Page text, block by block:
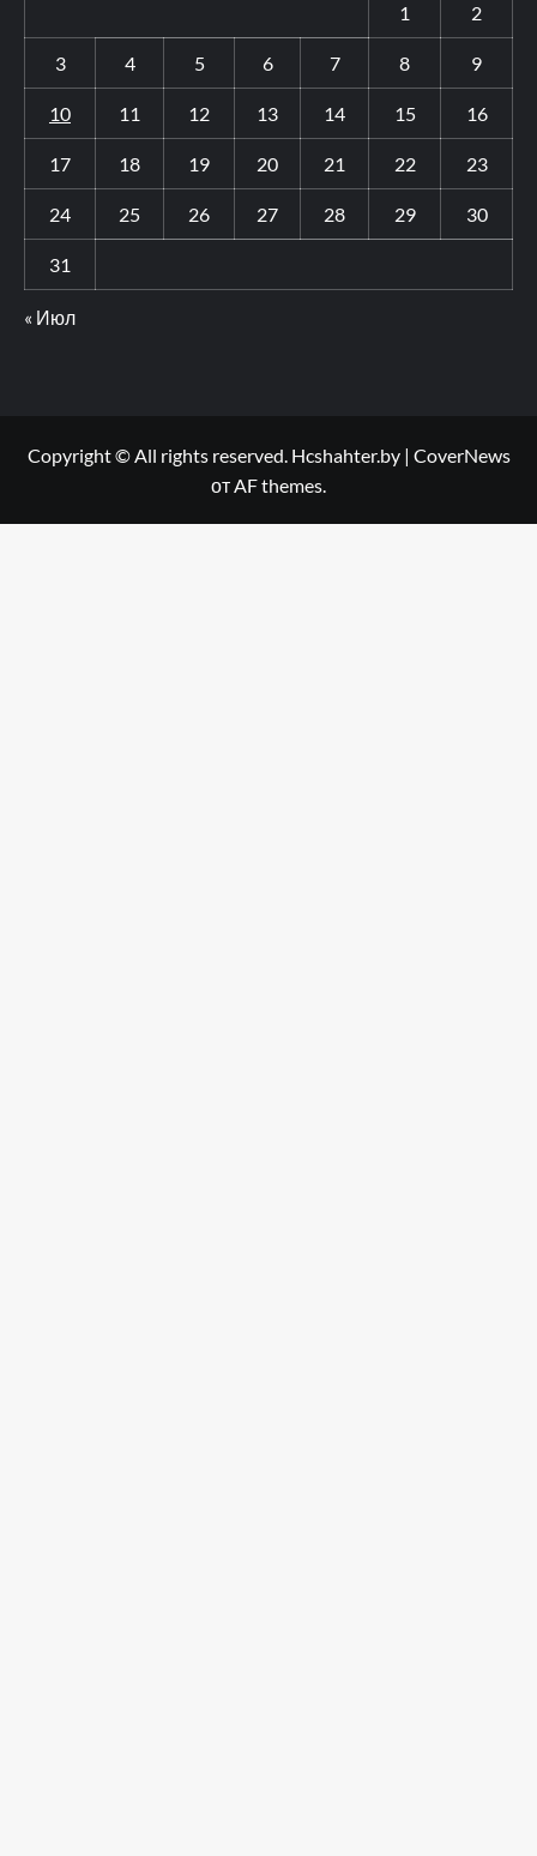
1 2
3 4 5 6 7 8 9
10 11 12 13 14 15 16
17 18 19 20 21 22 23
24 25 26 27 28 29 30
31
« Июл
Copyright © All rights reserved. Hcshahter.by | CoverNews
от AF themes.